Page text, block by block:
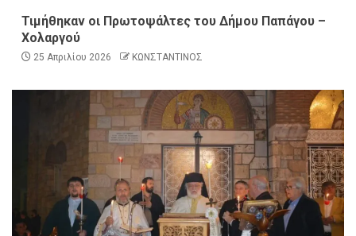
Τιμήθηκαν οι Πρωτοψάλτες του Δήμου Παπάγου –
Χολαργού
25 Απριλίου 2026 ΚΩΝΣΤΑΝΤΙΝΟΣ